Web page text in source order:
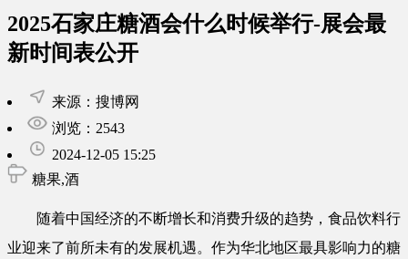
2025石家庄糖酒会什么时候举行-展会最
新时间表公开
来源：搜博网
浏览：2543
2024-12-05 15:25
糖果,酒
随着中国经济的不断增长和消费升级的趋势，食品饮料行
业迎来了前所未有的发展机遇。作为华北地区最具影响力的糖